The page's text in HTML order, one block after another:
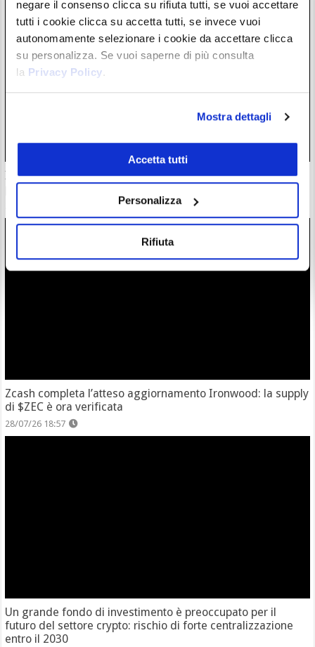
negare il consenso clicca su rifiuta tutti, se vuoi accettare
tutti i cookie clicca su accetta tutti, se invece vuoi
autonomamente selezionare i cookie da accettare clicca
su personalizza. Se vuoi saperne di più consulta
la Privacy Policy.
Mostra dettagli
Accetta tutti
Personalizza
Rifiuta
Il “nuovo Warren Buffett” crolla insieme all’AI. Da marzo
però è ancora leader
Zcash completa l’atteso aggiornamento Ironwood: la supply
di $ZEC è ora verificata
28/07/26 18:57
Un grande fondo di investimento è preoccupato per il
futuro del settore crypto: rischio di forte centralizzazione
entro il 2030